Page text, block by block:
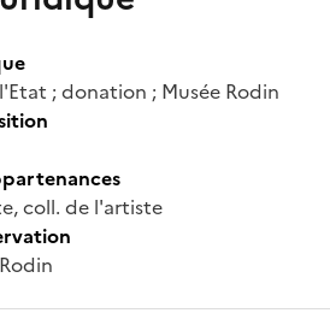
; donation ; Musée Rodin
coll. de l'artiste